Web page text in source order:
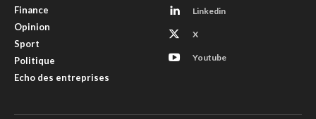
Finance
Opinion
Sport
Politique
Echo des entreprises
Linkedin
X
Youtube